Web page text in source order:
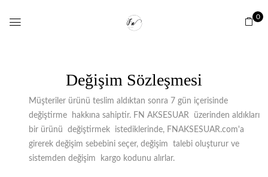
0
Değişim Sözleşmesi
Müşteriler ürünü teslim aldıktan sonra 7 gün içerisinde
değiştirme hakkına sahiptir. FN AKSESUAR üzerinden aldıkları
bir ürünü değiştirmek istediklerinde, FNAKSESUAR.com'a
girerek değişim sebebini seçer, değişim talebi oluşturur ve
sistemden değişim kargo kodunu alırlar.